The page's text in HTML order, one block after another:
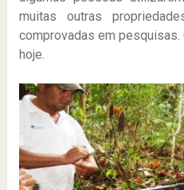
muitas outras
comprovadas em pesquisas.
hoje.